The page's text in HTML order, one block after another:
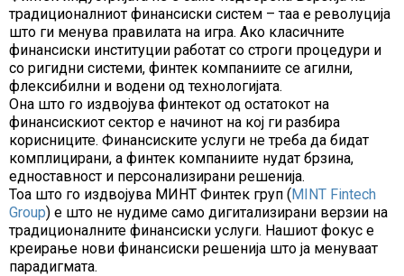
традиционалниот финансиски систем – таа е револуција
што ги менува правилата на игра. Ако класичните
финансиски институции работат со строги процедури и
со ригидни системи, финтек компаниите се агилни,
флексибилни и водени од технологијата.
Она што го издвојува финтекот од остатокот на
финансискиот сектор е начинот на кој ги разбира
корисниците. Финансиските услуги не треба да бидат
комплицирани, а финтек компаниите нудат брзина,
едноставност и персонализирани решенија.
Тоа што го издвојува МИНТ Финтек груп (MINT Fintech
Group) е што не нудиме само дигитализирани верзии на
традиционалните финансиски услуги. Нашиот фокус е
креирање нови финансиски решенија што ја менуваат
парадигмата.